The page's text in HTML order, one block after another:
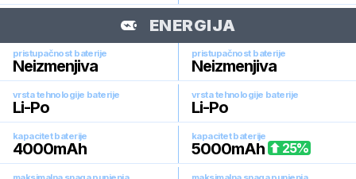
ENERGIJA
pristupačnost baterije
Neizmenjiva
pristupačnost baterije
Neizmenjiva
vrsta tehnologije baterije
Li-Po
vrsta tehnologije baterije
Li-Po
kapacitet baterije
4000mAh
kapacitet baterije
5000mAh 25%